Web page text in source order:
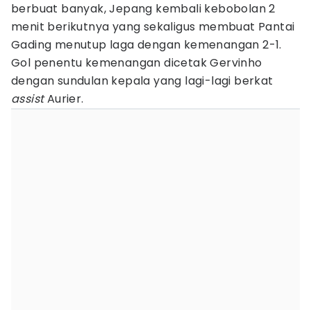
berbuat banyak, Jepang kembali kebobolan 2
menit berikutnya yang sekaligus membuat Pantai
Gading menutup laga dengan kemenangan 2-1.
Gol penentu kemenangan dicetak Gervinho
dengan sundulan kepala yang lagi-lagi berkat
assistAurier.